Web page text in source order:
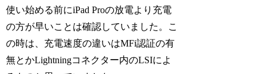
使い始める前にiPad Proの放電より充電
の方が早いことは確認していました。こ
の時は、充電速度の違いはMFi認証の有
無とかLightningコネクター内のLSIによ